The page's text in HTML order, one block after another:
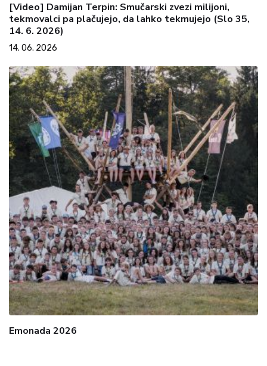
[Video] Damijan Terpin: Smučarski zvezi milijoni,
tekmovalci pa plačujejo, da lahko tekmujejo (Slo 35,
14. 6. 2026)
14. 06. 2026
Emonada 2026